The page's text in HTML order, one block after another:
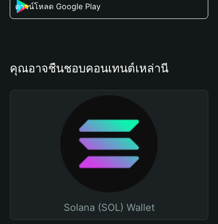
ดาวน์โหลด Google Play
คุณอาจชื่นชอบคอนเทนต์เหล่านี้
Solana (SOL) Wallet